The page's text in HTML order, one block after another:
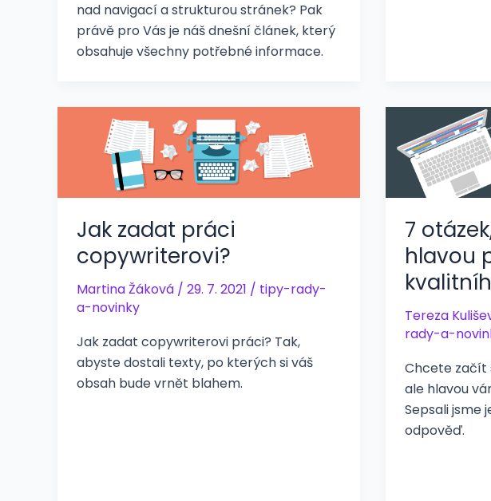
nad navigací a strukturou stránek? Pak
právě pro Vás je náš dnešní článek, který
obsahuje všechny potřebné informace.
Jak zadat práci
copywriterovi?
Martina Žáková / 29. 7. 2021 / tipy-rady-
a-novinky
Jak zadat copywriterovi práci? Tak,
abyste dostali texty, po kterých si váš
obsah bude vrnět blahem.
7
hlavou
Tereza
rady-a-
Chcete začít
ale hlavou
Sepsali jsme
odpověď.